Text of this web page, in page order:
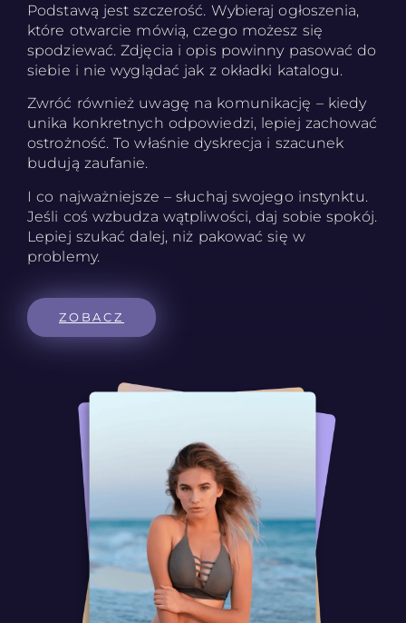
Podstawą jest szczerość. Wybieraj ogłoszenia,
które otwarcie mówią, czego możesz się
spodziewać. Zdjęcia i opis powinny pasować do
siebie i nie wyglądać jak z okładki katalogu.
Zwróć również uwagę na komunikację – kiedy
unika konkretnych odpowiedzi, lepiej zachować
ostrożność. To właśnie dyskrecja i szacunek
budują zaufanie.
I co najważniejsze – słuchaj swojego instynktu.
Jeśli coś wzbudza wątpliwości, daj sobie spokój.
Lepiej szukać dalej, niż pakować się w
problemy.
ZOBACZ